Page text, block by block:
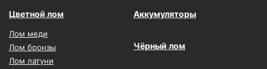
Цветной лом
Лом меди
Лом бронзы
Лом латуни
Аккумуляторы
Чёрный лом